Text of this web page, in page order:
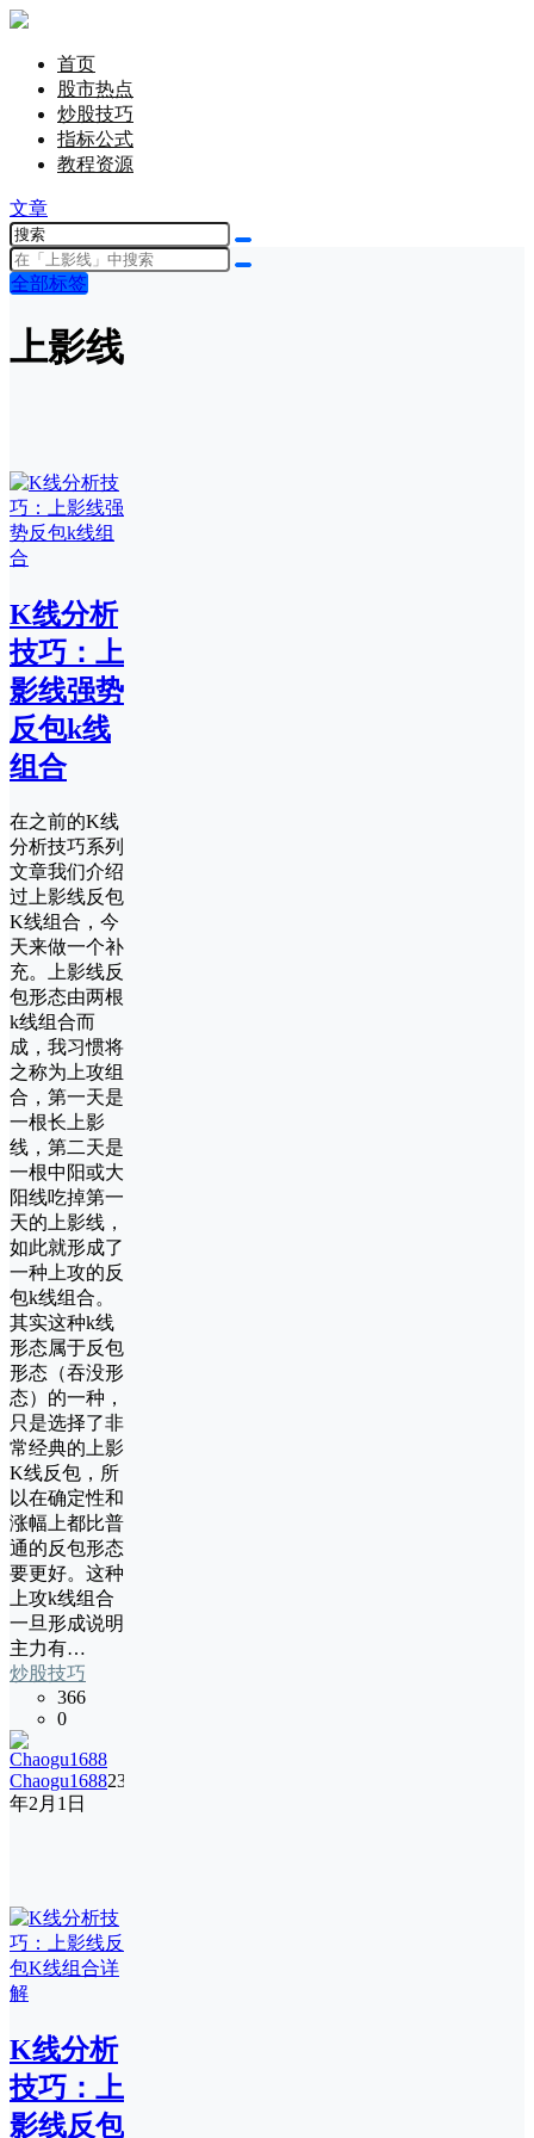
首页
股市热点
炒股技巧
指标公式
教程资源
文章
全部标签
上影线
K线分析
技巧：上
影线强势
反包k线
组合
在之前的K线
分析技巧系列
文章我们介绍
过上影线反包
K线组合，今
天来做一个补
充。上影线反
包形态由两根
k线组合而
成，我习惯将
之称为上攻组
合，第一天是
一根长上影
线，第二天是
一根中阳或大
阳线吃掉第一
天的上影线，
如此就形成了
一种上攻的反
包k线组合。
其实这种k线
形态属于反包
形态（吞没形
态）的一种，
只是选择了非
常经典的上影
K线反包，所
以在确定性和
涨幅上都比普
通的反包形态
要更好。这种
上攻k线组合
一旦形成说明
主力有…
炒股技巧
366
0
Chaogu168823
年2月1日
K线分析
技巧：上
影线反包